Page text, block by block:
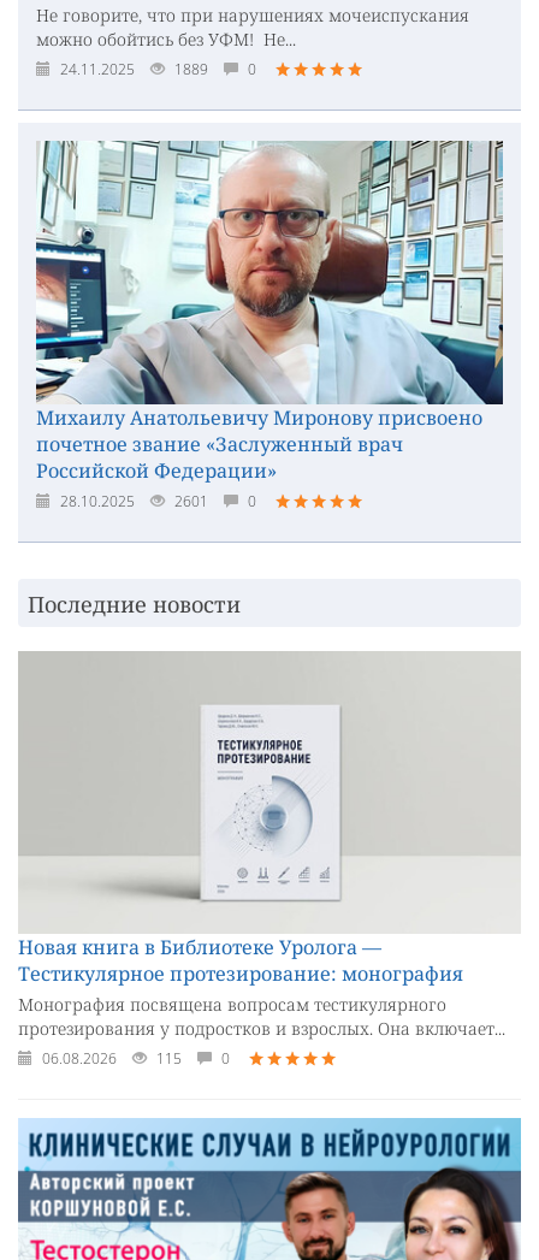
Не говорите, что при нарушениях мочеиспускания
можно обойтись без УФМ! Не...
24.11.2025 1889 0
Михаилу Анатольевичу Миронову присвоено
почетное звание «Заслуженный врач
Российской Федерации»
28.10.2025 2601 0
Последние новости
Новая книга в Библиотеке Уролога —
Тестикулярное протезирование: монография
Монография посвящена вопросам тестикулярного
протезирования у подростков и взрослых. Она включает...
06.08.2026 115 0